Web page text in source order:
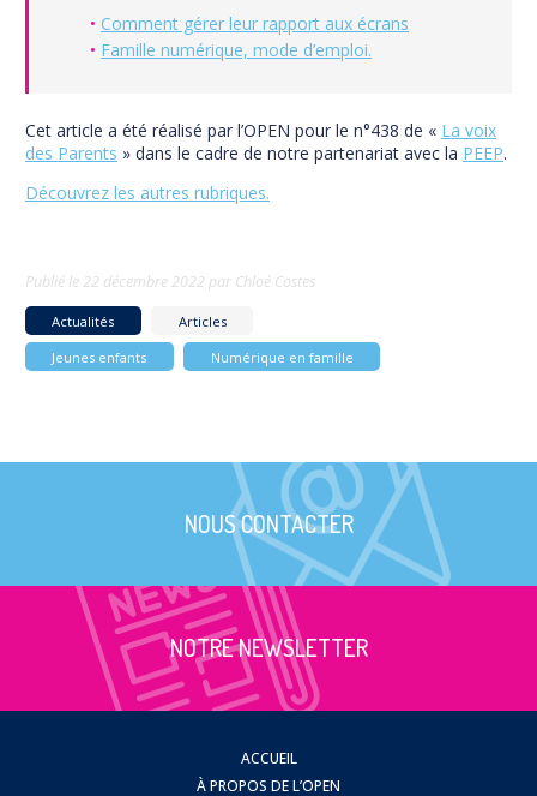
Comment gérer leur rapport aux écrans
Famille numérique, mode d’emploi.
Cet article a été réalisé par l’OPEN pour le n°438 de « La voix
des Parents » dans le cadre de notre partenariat avec la PEEP.
Découvrez les autres rubriques.
Publié le22 décembre 2022 par Chloé Costes
Actualités
Articles
Jeunes enfants
Numérique en famille
NOUS CONTACTER
NOTRE NEWSLETTER
ACCUEIL
À PROPOS DE L’OPEN